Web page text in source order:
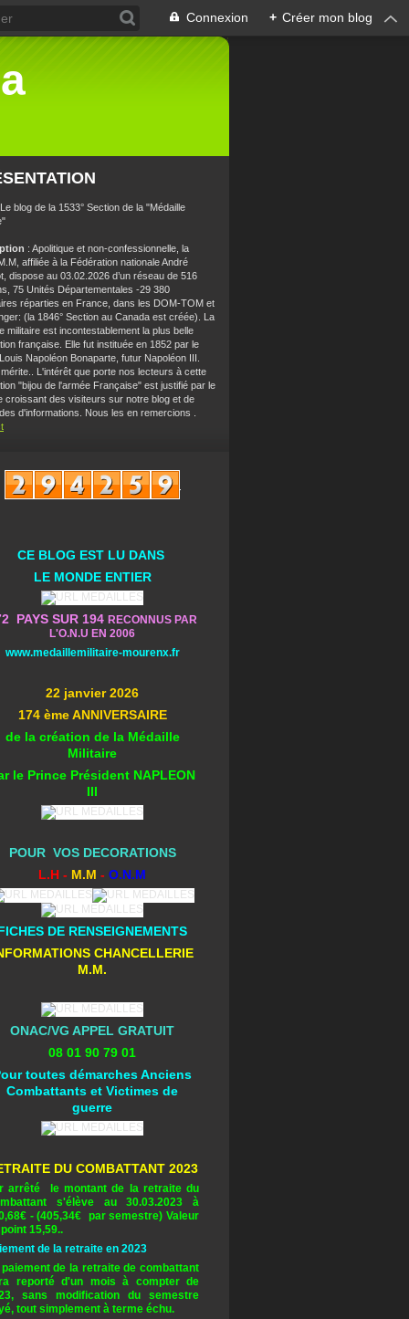
Connexion + Créer mon blog
blog de la 1533° Section de la "Médaille
: Apolitique et non-confessionnelle, la
affiliée à la Fédération nationale André
dispose au 03.02.2026 d’un réseau de 516
75 Unités Départementales -29 380
réparties en France, dans les DOM-TOM et
(la 1846° Section au Canada est créée). La
militaire est incontestablement la plus belle
française. Elle fut instituée en 1852 par le
Napoléon Bonaparte, futur Napoléon III.
mérite.. L'intérêt que porte nos lecteurs à cette
"bijou de l'armée Française" est justifié par le
croissant des visiteurs sur notre blog et de
d'informations. Nous les en remercions .
CE BLOG EST LU DANS
LE MONDE ENTIER
PAYS SUR 194 RECONNUS PAR
L'O.N.U EN 2006
www.medaillemilitaire-mourenx.fr
22 janvier 2026
174 ème ANNIVERSAIRE
de la création de la Médaille
Militaire
le Prince Président NAPLEON
III
POUR VOS DECORATIONS
L.H - M.M - O.N.M
DE RENSEIGNEMENTS
CHANCELLERIE
M.M.
ONAC/VG APPEL GRATUIT
08 01 90 79 01
toutes démarches Anciens
Combattants et Victimes de
guerre
DU COMBATTANT 2023
arrêté le montant de la retraite du
s'élève au 30.03.2023 à
€ - (405,34€ par semestre) Valeur
15,59..
de la retraite en 2023
paiement de la retraite de combattant
reporté d'un mois à compter de
sans modification du semestre
tout simplement à terme échu.